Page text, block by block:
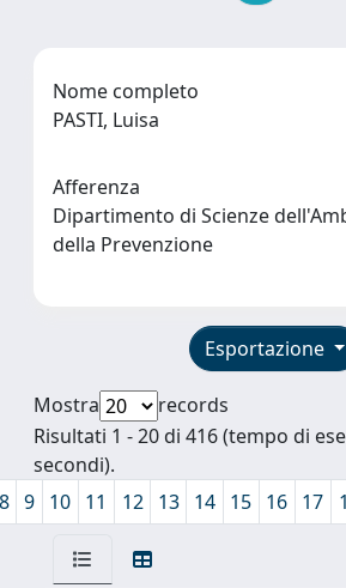
Nome completo
PASTI, Luisa
Afferenza
Dipartimento di Scienze
della Prevenzione
Esportazione
Mostra
records
Risultati 1 - 20 di 416 (tempo di
secondi).
9 10 11 12 13 14 15 16 17